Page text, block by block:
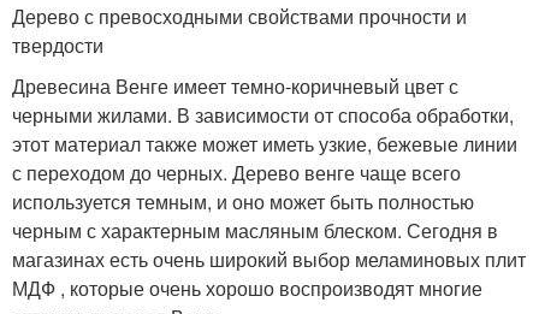
Дерево с превосходными свойствами прочности и
твердости
Древесина Венге имеет темно-коричневый цвет с
черными жилами. В зависимости от способа обработки,
этот материал также может иметь узкие, бежевые линии
с переходом до черных. Дерево венге чаще всего
используется темным, и оно может быть полностью
черным с характерным масляным блеском. Сегодня в
магазинах есть очень широкий выбор меламиновых плит
МДФ , которые очень хорошо воспроизводят многие